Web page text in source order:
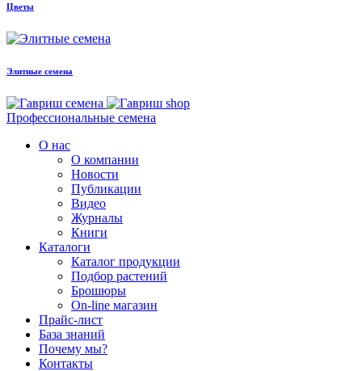
Цветы
Элитные семена
Профессиональные семена
О нас
О компании
Новости
Публикации
Видео
Журналы
Книги
Каталоги
Каталог продукции
Подбор растений
Брошюры
On-line магазин
Прайс-лист
База знаний
Почему мы?
Контакты